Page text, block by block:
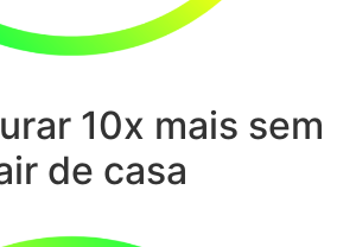
10x mais sem
de casa